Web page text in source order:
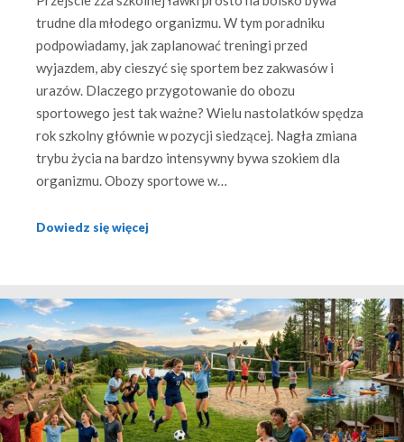
trudne dla młodego organizmu. W tym poradniku
podpowiadamy, jak zaplanować treningi przed
wyjazdem, aby cieszyć się sportem bez zakwasów i
urazów. Dlaczego przygotowanie do obozu
sportowego jest tak ważne? Wielu nastolatków spędza
rok szkolny głównie w pozycji siedzącej. Nagła zmiana
trybu życia na bardzo intensywny bywa szokiem dla
organizmu. Obozy sportowe w…
Dowiedz się więcej